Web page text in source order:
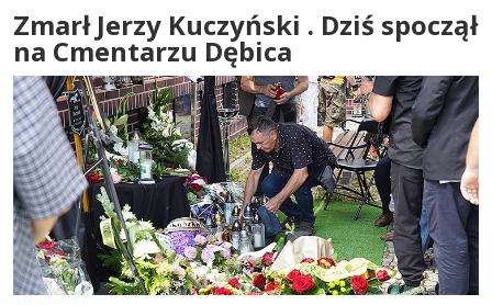
Zmarł Jerzy Kuczyński . Dziś spoczął
na Cmentarzu Dębica